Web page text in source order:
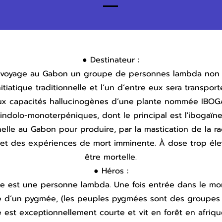
● Destinateur :
voyage au Gabon un groupe de personnes lambda
traditionnelle et l’un d’entre eux sera
capacités hallucinogènes d’une plante nommée
monoterpéniques, dont le principal est
au Gabon pour produire, par la mastication de la
des expériences de mort imminente. À dose trop
être mortelle.
● Héros :
est une personne lambda. Une fois entrée dans le
d’un pygmée, (les peuples pygmées sont des
est exceptionnellement courte et vit en forêt en